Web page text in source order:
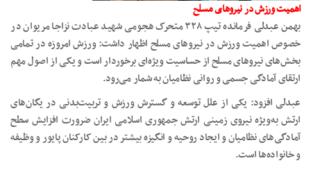
اهمیت ورزش در نیروهای مسلح
بهمن عبدلی فرمانده تیپ ۳۲۸ متحرک هجومی شهید عبادت نزاجا مریوان در
خصوص اهمیت ورزش در نیروهای مسلح اظهار داشت: ورزش امروزه در تمامی
بخش‌های نیروهای مسلح از حساسیت ویژه‌ای برخوردار است و یکی از اصول مهم
ارتقای آمادگی جسمی و روانی نظامیان به شمار می‌رود.
عبدلی افزود: یکی از علل توسعه و گسترش ورزش و تربیت‌بدنی در یگان‌های
ارتش به‌ویژه نیروی زمینی ارتش جمهوری اسلامی ایران ضرورت افزایش سطح
آمادگی‌های نظامیان و ایجاد روحیه و انگیزه بیشتر در بین کارکنان پایور و وظیفه
و خانواده‌ها است.